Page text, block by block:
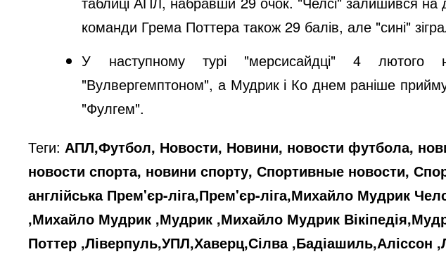
команди Грема Поттера також 29 балів, але "сині"
У наступному турі "мерсисайдці" 4 лютого
"Вулвергемптоном", а Мудрик і Ко днем раніше
"Фулгем".
Теги: АПЛ,Футбол, Новости, Новини, новости футбола,
новости спорта, новини спорту, Спортивные новости,
англійська Прем'єр-ліга,Прем'єр-ліга,Михайло Мудрик
,Михайло Мудрик ,Мудрик ,Михайло Мудрик
Поттер ,Ліверпуль,УПЛ,Хаверц,Сілва ,Бадіашиль,Аліссон